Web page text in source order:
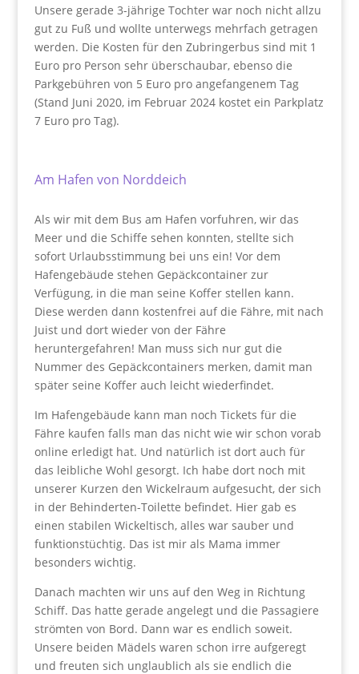
Unsere gerade 3-jährige Tochter war noch nicht allzu
gut zu Fuß und wollte unterwegs mehrfach getragen
werden. Die Kosten für den Zubringerbus sind mit 1
Euro pro Person sehr überschaubar, ebenso die
Parkgebühren von 5 Euro pro angefangenem Tag
(Stand Juni 2020, im Februar 2024 kostet ein Parkplatz
7 Euro pro Tag).
Am Hafen von Norddeich
Als wir mit dem Bus am Hafen vorfuhren, wir das
Meer und die Schiffe sehen konnten, stellte sich
sofort Urlaubsstimmung bei uns ein! Vor dem
Hafengebäude stehen Gepäckcontainer zur
Verfügung, in die man seine Koffer stellen kann.
Diese werden dann kostenfrei auf die Fähre, mit nach
Juist und dort wieder von der Fähre
heruntergefahren! Man muss sich nur gut die
Nummer des Gepäckcontainers merken, damit man
später seine Koffer auch leicht wiederfindet.
Im Hafengebäude kann man noch Tickets für die
Fähre kaufen falls man das nicht wie wir schon vorab
online erledigt hat. Und natürlich ist dort auch für
das leibliche Wohl gesorgt. Ich habe dort noch mit
unserer Kurzen den Wickelraum aufgesucht, der sich
in der Behinderten-Toilette befindet. Hier gab es
einen stabilen Wickeltisch, alles war sauber und
funktionstüchtig. Das ist mir als Mama immer
besonders wichtig.
Danach machten wir uns auf den Weg in Richtung
Schiff. Das hatte gerade angelegt und die Passagiere
strömten von Bord. Dann war es endlich soweit.
Unsere beiden Mädels waren schon irre aufgeregt
und freuten sich unglaublich als sie endlich die